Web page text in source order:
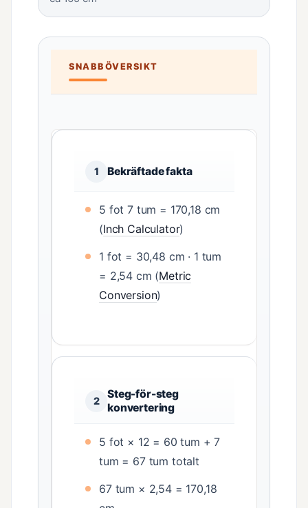
SNABBÖVERSIKT
1 Bekräftade fakta
5 fot 7 tum = 170,18 cm
(Inch Calculator)
1 fot = 30,48 cm · 1 tum
= 2,54 cm (Metric
Conversion)
2
Steg-för-steg
konvertering
5 fot × 12 = 60 tum + 7
tum = 67 tum totalt
67 tum × 2,54 = 170,18